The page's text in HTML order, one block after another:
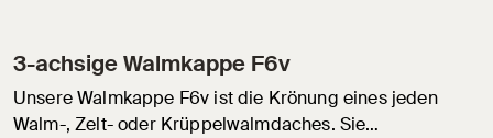
3-achsige Walmkappe F6v
Unsere Walmkappe F6v ist die Krönung eines jeden
Walm-, Zelt- oder Krüppelwalmdaches. Sie…